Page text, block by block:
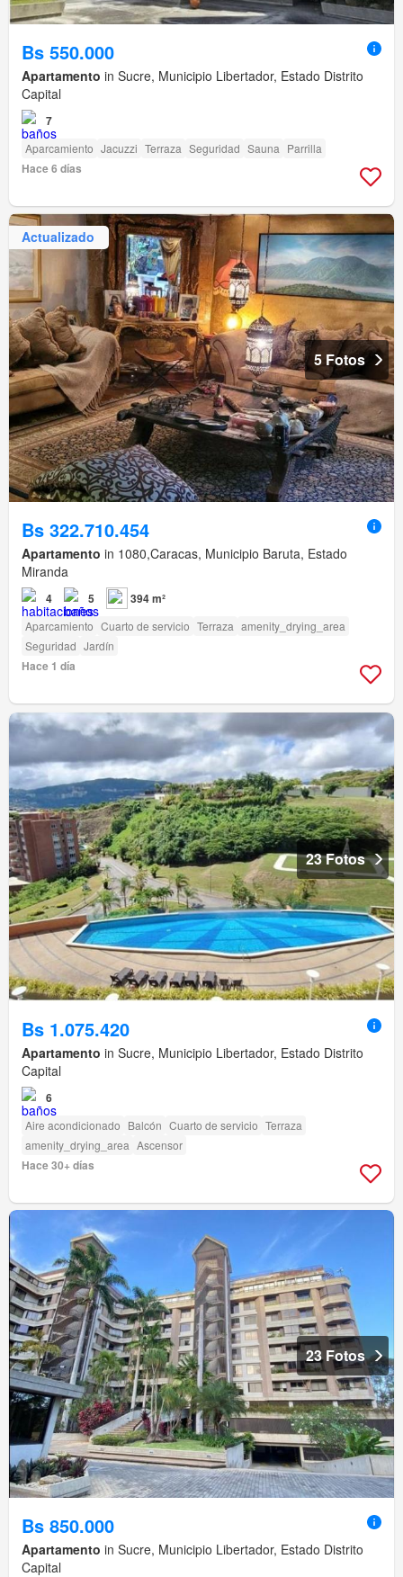
Bs 550.000
Apartamento in Sucre, Municipio Libertador, Estado Distrito
Capital
7
Aparcamiento Jacuzzi Terraza Seguridad Sauna Parrilla
Hace 6 días
Actualizado
5 Fotos
Bs 322.710.454
Apartamento in 1080,Caracas, Municipio Baruta, Estado
Miranda
4 5 394 m²
Aparcamiento Cuarto de servicio Terraza amenity_drying_area
Seguridad Jardín
Hace 1 día
23 Fotos
Bs 1.075.420
Apartamento in Sucre, Municipio Libertador, Estado Distrito
Capital
6
Aire acondicionado Balcón Cuarto de servicio Terraza
amenity_drying_area Ascensor
Hace 30+ días
23 Fotos
Bs 850.000
Apartamento in Sucre, Municipio Libertador, Estado Distrito
Capital